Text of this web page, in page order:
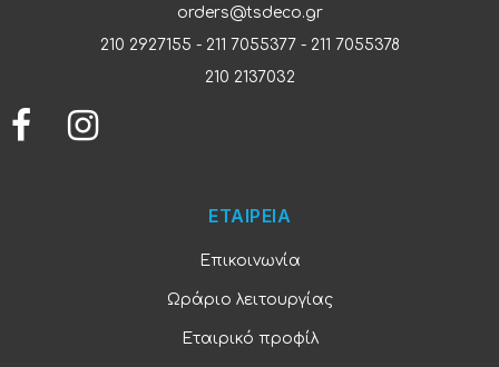
orders@tsdeco.gr
210 2927155 - 211 7055377- 211 7055378
210 2137032
ΕΤΑΙΡΕΙΑ
Επικοινωνία
Ωράριο λειτουργίας
Εταιρικό προφίλ